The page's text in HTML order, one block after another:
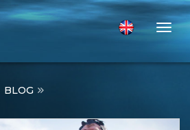
BLOG